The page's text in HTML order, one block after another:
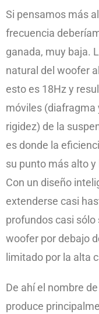
Si pensamos más
frecuencia
ganada, muy baja.
natural del woofer
esto es 18Hz y
móviles (diafragma
rigidez) de la
es donde la
su punto más alto
Con un diseño
extenderse casi
profundos casi sólo
woofer por debajo
limitado por la alta
De ahí el nombre
produce